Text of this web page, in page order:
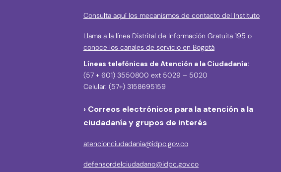
Consulta aquí los mecanismos de contacto del Instituto
Llama a la línea Distrital de Información Gratuita 195 o
conoce los canales de servicio en Bogotá
Líneas telefónicas de Atención a la Ciudadanía:
(57 + 601) 3550800 ext 5029 – 5020
Celular: (57+) 3158695159
› Correos electrónicos para la atención a la
ciudadanía y grupos de interés
atencionciudadania@idpc.gov.co
defensordelciudadano@idpc.gov.co